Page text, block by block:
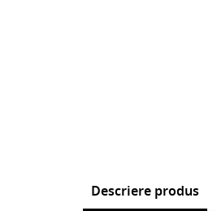
Descriere produs